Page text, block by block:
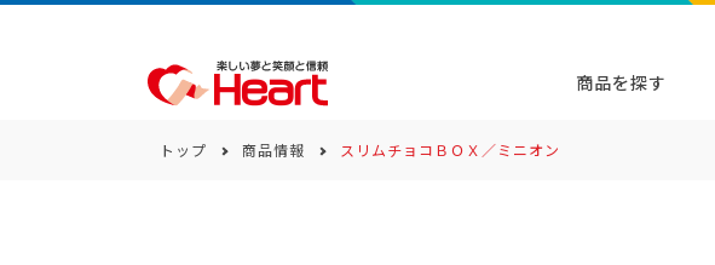
商品を探す
商品一覧 キーワード検索
カテゴリー
トップ 商品情報 スリムチョコＢＯＸ／ミニオン